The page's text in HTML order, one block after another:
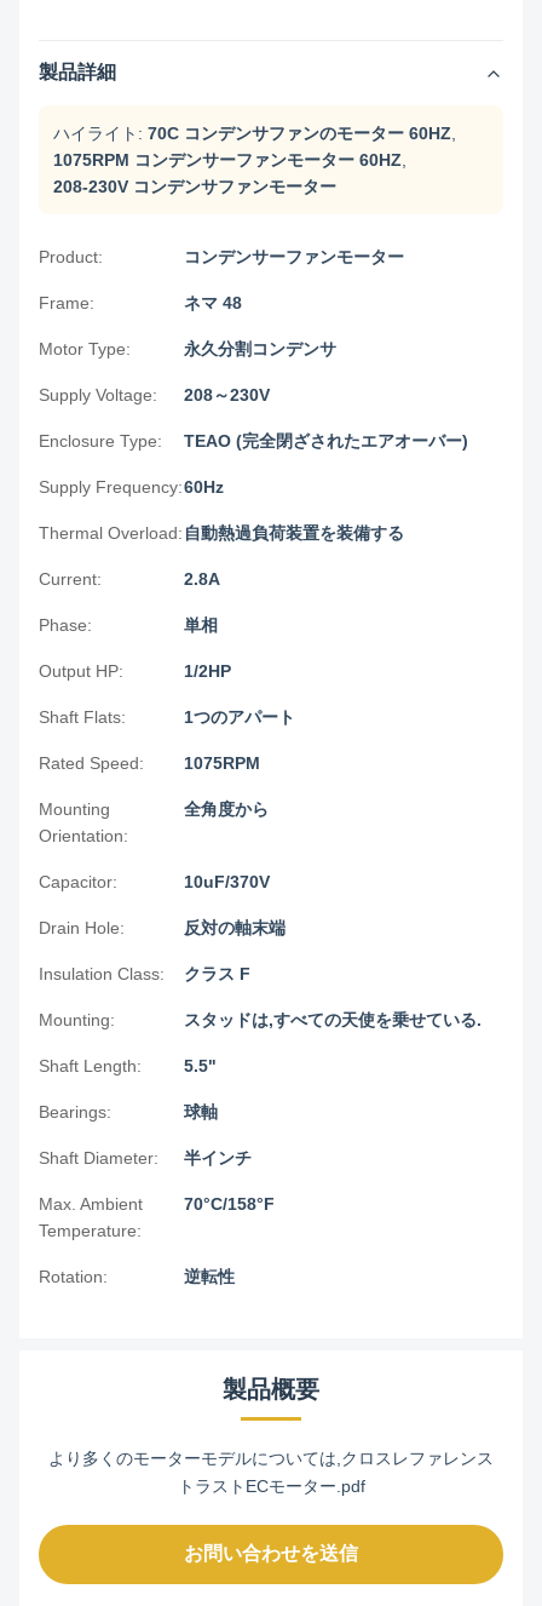
製品詳細
ハイライト: 70C コンデンサファンのモーター 60HZ
1075RPM コンデンサーファンモーター 60HZ
208-230V コンデンサファンモーター
Product: コンデンサーファンモーター
Frame: ネマ 48
Motor Type: 永久分割コンデンサ
Supply Voltage: 208～230V
Enclosure Type: TEAO (完全閉ざされたエアオーバー)
Supply Frequency:60Hz
Thermal Overload: 自動熱過負荷装置を装備する
Current: 2.8A
Phase: 単相
Output HP: 1/2HP
Shaft Flats: 1つのアパート
Rated Speed: 1075RPM
Mounting
Orientation:
全角度から
Capacitor: 10uF/370V
Drain Hole: 反対の軸末端
Insulation Class: クラス F
Mounting: スタッドは,すべての天使を乗せている.
Shaft Length: 5.5"
Bearings: 球軸
Shaft Diameter: 半インチ
Max. Ambient
Temperature:
70°C/158°F
Rotation: 逆転性
製品概要
より多くのモーターモデルについては,クロスレファレンス
トラストECモーター.pdf
お問い合わせを送信